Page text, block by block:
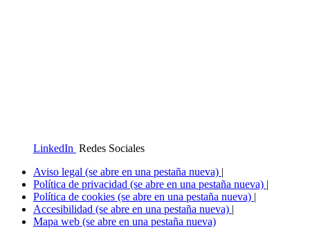
LinkedIn Redes Sociales
Aviso legal (se abre en una pestaña nueva) |
Política de privacidad (se abre en una pestaña nueva) |
Política de cookies (se abre en una pestaña nueva) |
Accesibilidad (se abre en una pestaña nueva) |
Mapa web (se abre en una pestaña nueva)